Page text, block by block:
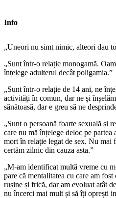
Info
„Uneori nu simt nimic, alteori dau
„Sunt într-o relație monogamă.
înțelege adulterul decât poligamia.”
„Sunt într-o relație de 14 ani, ne
activități în comun, dar ne și
sănătoasă, dar e greu să ne
„Sunt o persoană foarte sexuală și
care nu mă înțelege deloc pe
mort în relație legat de sex. Nu mai
certăm zilnic din cauza asta.”
„M-am identificat multă vreme cu
pare că mentalitatea cu care am
rușine și frică, dar am evoluat atât
nu încerci mai mult și să îți oprești